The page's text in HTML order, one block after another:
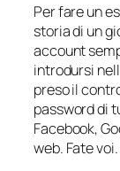
Per fare un
storia di un
account
introdursi
preso il
password di
Facebook,
web. Fate voi.